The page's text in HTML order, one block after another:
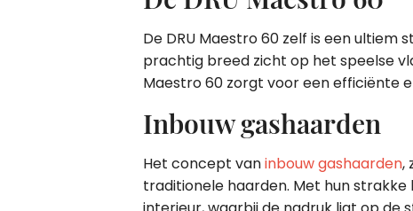
De DRU Maestro 60 zelf is een
prachtig breed zicht op het speelse
Maestro 60 zorgt voor een efficiënte
Inbouw gashaarden
Het concept vaninbouw gashaarden,
traditionele haarden. Met hun